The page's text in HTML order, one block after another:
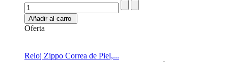
Añadir al carro
Oferta
Reloj Zippo Correa de Piel,...